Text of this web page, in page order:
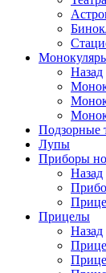
Назад
Подзорные
Лупы
Приборы
Назад
Прицелы
Назад